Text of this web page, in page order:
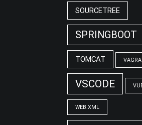
SOURCETREE
SPRINGBOOT
TOMCAT
VSCODE
WEB.XML